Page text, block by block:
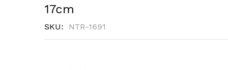
17cm
SKU NTR-1691